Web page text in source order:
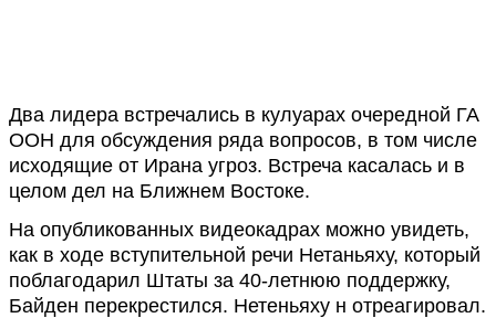
Два лидера встречались в кулуарах очередной ГА
ООН для обсуждения ряда вопросов, в том числе
исходящие от Ирана угроз. Встреча касалась и в
целом дел на Ближнем Востоке.
На опубликованных видеокадрах можно увидеть,
как в ходе вступительной речи Нетаньяху, который
поблагодарил Штаты за 40-летнюю поддержку,
Байден перекрестился. Нетеньяху н отреагировал.